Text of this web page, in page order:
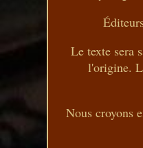
Le texte sera
l'origine.
Nous croyons